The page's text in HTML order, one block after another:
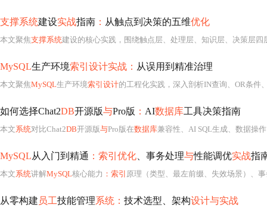
支撑系统建设实战指南 ： 从触点到决策的五维优化
本文聚焦支撑系统建设的核心实践，围绕触点层、处理层、知识层、决策层四
MySQL生产环境索引设计实战： 从误用到精准治理
本文聚焦MySQL生产环境索引设计的工程化实践，深入剖析IN查询、OR条件、模糊匹配
如何选择Chat2DB开源版与Pro版 ： AI数据库工具决策指南
本文系统对比Chat2DB开源版与Pro版在数据库兼容性、AI SQL生成、数据操作、团队协作
MySQL从入门到精通 ：索引优化 、事务处理与性能调优实战指
本文系统讲解MySQL核心能力 ：索引 原理（类型、最左前缀、失效场景）、
从零构建 员工技能管理系统： 技术选型、架构设计与实战